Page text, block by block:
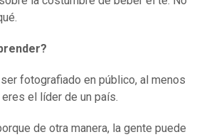
fotografiado en público, al menos
el líder de un país.
de otra manera, la gente puede